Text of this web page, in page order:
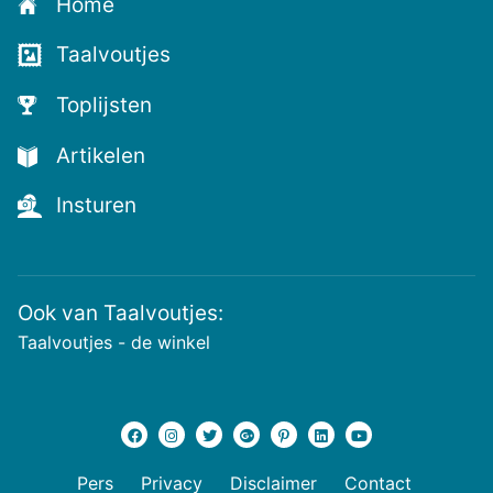
voor
de
nieuwste
voutjes
en
de
voutste
nieuwtjes!
Taalvoutjes
Toplijsten
Artikelen
Insturen
Ook van Taalvoutjes:
Taalvoutjes - de winkel
Pers Privacy Disclaimer Contact